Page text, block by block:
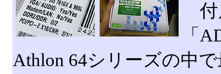
付
「
Athlon 64シリーズの中